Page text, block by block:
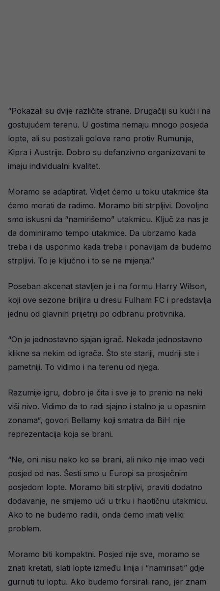
“Pokazali su dvije različite strane. Drugačiji su kući i na
gostujućem terenu. U gostima nemaju mnogo posjeda
lopte, ali su postizali golove rano protiv Rumunije,
Kipra i Austrije. Dobro su defanzivno organizovani te
imaju individualni kvalitet.
Moramo se adaptirat. Vidjet ćemo u toku utakmice šta
ćemo morati da radimo. Moramo biti strpljivi. Dovoljno
smo iskusni da “namirišemo” utakmicu. Ključ za nas je
da dominiramo tempo utakmice. Da ubrzamo kada
treba i da usporimo kada treba i ponavljam da budemo
strpljivi. To je ključno i to se ne mijenja.”
Poseban akcenat stavljen je i na formu Harry Wilson,
koji ove sezone briljira u dresu Fulham FC i predstavlja
jednu od glavnih prijetnji po odbranu protivnika.
“On je jednostavno sjajan igrač. Nekada jednostavno
klikne sa nekim od igrača. Što ste stariji, mudriji ste i
pametniji. To vidimo i na terenu od njega.
Razumije igru, dobro je čita i sve je to prenio na neki
viši nivo. Vidimo da to radi sjajno i stalno je u opasnim
zonama“, govori Bellamy koji smatra da BiH nije
reprezentacija koja se brani.
“Ne, oni nisu neko ko se brani, ali niko nije imao veći
posjed od nas. Šesti smo u Europi sa prosječnim
posjedom lopte. Moramo biti strpljivi, praviti dodatno
dodavanje, ne smijemo ući u trku i haotičnu utakmicu.
Ako to ne budemo radili, onda ćemo imati veliki
problem.
Moramo biti kompaktni. Posjed nije sve, moramo se
znati kretati, slati lopte između linija i “namirisati” gdje
gurnuti tu loptu. Ako budemo forsirali rano, jer znam